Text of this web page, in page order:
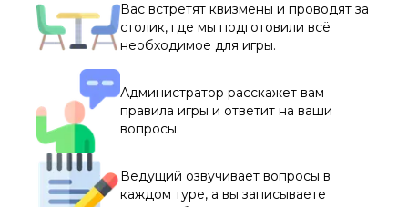
Вас встретят квизмены и проводят за
столик, где мы подготовили всё
необходимое для игры.
Администратор расскажет вам
правила игры и ответит на ваши
вопросы.
Ведущий озвучивает вопросы в
каждом туре, а вы записываете